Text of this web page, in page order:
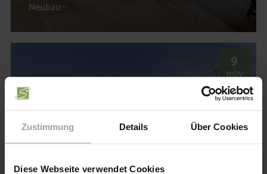
Zustimmung Details Über Cookies
Diese Webseite verwendet Cookies
Neubau
9
NOV.